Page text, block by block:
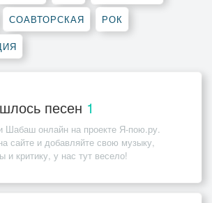
СОАВТОРСКАЯ РОК
песен 1
Шабаш онлайн на проекте Я-пою.ру.
сайте и добавляйте свою музыку,
и критику, у нас тут весело!